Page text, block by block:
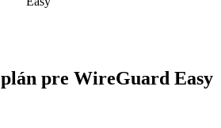
pre WireGuard Easy